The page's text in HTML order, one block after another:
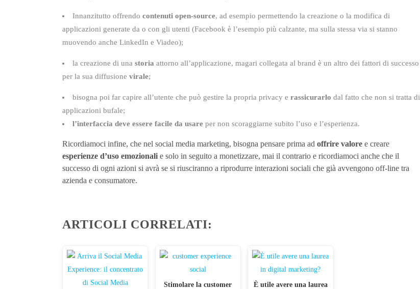
Innanzitutto offrendo contenuti open-source, ad esempio permettendo la creazione o la modifica di
applicazioni generate da o con gli utenti (Facebook è l’esempio più calzante, ma sulla stessa via si stanno
muovendo anche LinkedIn e Viadeo);
la creazione di una storia attorno all’applicazione, magari collegata al brand è un altro dei fattori di successo
per la sua diffusione virale;
bisogna poi far capire all’utente che può gestire la propria privacy e rassicurarlo dal fatto che non si tratta di
applicazioni bufale;
l’interfaccia deve essere facile da usare per non scoraggiarne subito l’uso e l’esperienza.
Ricordiamoci infine, che nel social media marketing, bisogna pensare prima ad offrire valore e creare
esperienze d’uso emozionali e solo in seguito a monetizzare, mai il contrario e ricordiamoci anche che il
successo di ogni azioni si avrà se si riusciranno a riprodurre interazioni sociali che già avvengono off-line tra
azienda e consumatore.
ARTICOLI CORRELATI:
Stimolare la customer
È utile avere una laurea